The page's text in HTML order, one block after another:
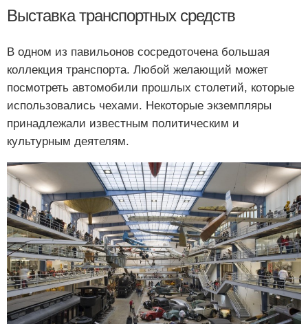
Выставка транспортных средств
В одном из павильонов сосредоточена большая
коллекция транспорта. Любой желающий может
посмотреть автомобили прошлых столетий, которые
использовались чехами. Некоторые экземпляры
принадлежали известным политическим и
культурным деятелям.